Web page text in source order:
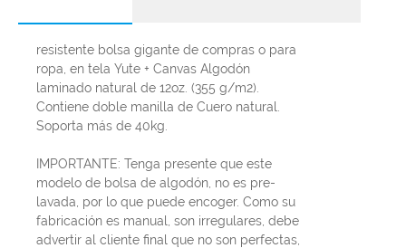
resistente bolsa gigante de compras o para
ropa, en tela Yute + Canvas Algodón
laminado natural de 12oz. (355 g/m2).
Contiene doble manilla de Cuero natural.
Soporta más de 40kg.
IMPORTANTE: Tenga presente que este
modelo de bolsa de algodón, no es pre-
lavada, por lo que puede encoger. Como su
fabricación es manual, son irregulares, debe
advertir al cliente final que no son perfectas,